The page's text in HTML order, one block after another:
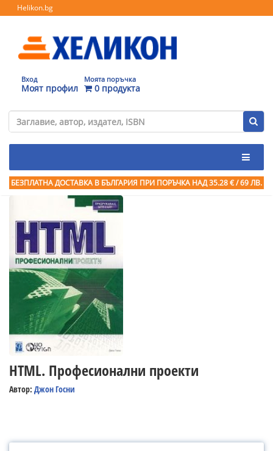
Helikon.bg
Вход
Моят профил
Моята поръчка
0 продукта
БЕЗПЛАТНА ДОСТАВКА В БЪЛГАРИЯ ПРИ ПОРЪЧКА НАД 35.28 € / 69 ЛВ.
HTML. Професионални проекти
Автор: Джон Госни